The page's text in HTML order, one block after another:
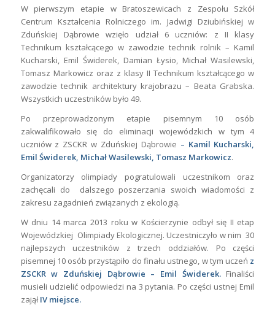
W pierwszym etapie w Bratoszewicach z Zespołu Szkół
Centrum Kształcenia Rolniczego im. Jadwigi Dziubińskiej w
Zduńskiej Dąbrowie wzięło udział 6 uczniów: z II klasy
Technikum kształcącego w zawodzie technik rolnik – Kamil
Kucharski, Emil Świderek, Damian Łysio, Michał Wasilewski,
Tomasz Markowicz oraz z klasy II Technikum kształcącego w
zawodzie technik architektury krajobrazu – Beata Grabska.
Wszystkich uczestników było 49.
Po przeprowadzonym etapie pisemnym 10 osób
zakwalifikowało się do eliminacji wojewódzkich w tym 4
uczniów z ZSCKR w Zduńskiej Dąbrowie – Kamil Kucharski,
Emil Świderek, MichałWasilewski, Tomasz Markowicz.
Organizatorzy olimpiady pogratulowali uczestnikom oraz
zachęcali do dalszego poszerzania swoich wiadomości z
zakresu zagadnień związanych z ekologią.
W dniu 14 marca 2013 roku w Kościerzynie odbył się II etap
Wojewódzkiej Olimpiady Ekologicznej. Uczestniczyło w nim 30
najlepszych uczestników z trzech oddziałów. Po części
pisemnej 10 osób przystąpiło do finału ustnego, w tym uczeń z
ZSCKR w Zduńskiej Dąbrowie – Emil Świderek. Finaliści
musieli udzielić odpowiedzi na 3 pytania. Po części ustnej Emil
zająłIV miejsce.